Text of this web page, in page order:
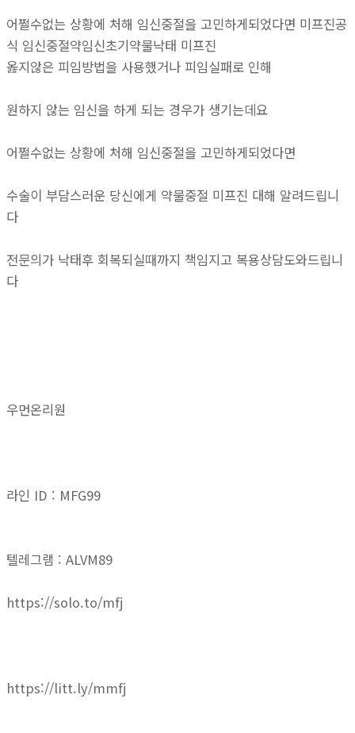
어쩔수없는 상황에 처해 임신중절을 고민하게되었다면 미프진공
식 임신중절약임신초기약물낙­태 미­프진
옳지않은 피임방법을 사용했거나 피임실패로 인해
원하지 않는 임신을 하게 되는 경우가 생기는데요
어쩔수없는 상황에 처해 임신중절을 고민하게되었다면
수술이 부담스러운 당신에게 약물중절 미프진 대해 알려드립니
다
전문의가 낙태후 회복되실때까지 책임지고 복용상담도와드립니
다
우먼온리원
라인 ID : MFG99
텔레그램 : ALVM89
https://solo.to/mfj
https://litt.ly/mmfj